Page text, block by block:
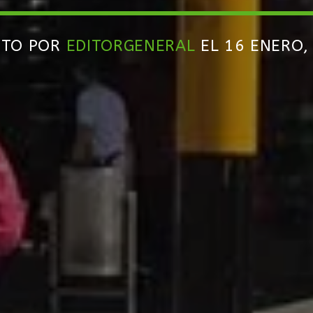
POR EDITORGENERAL EL 16